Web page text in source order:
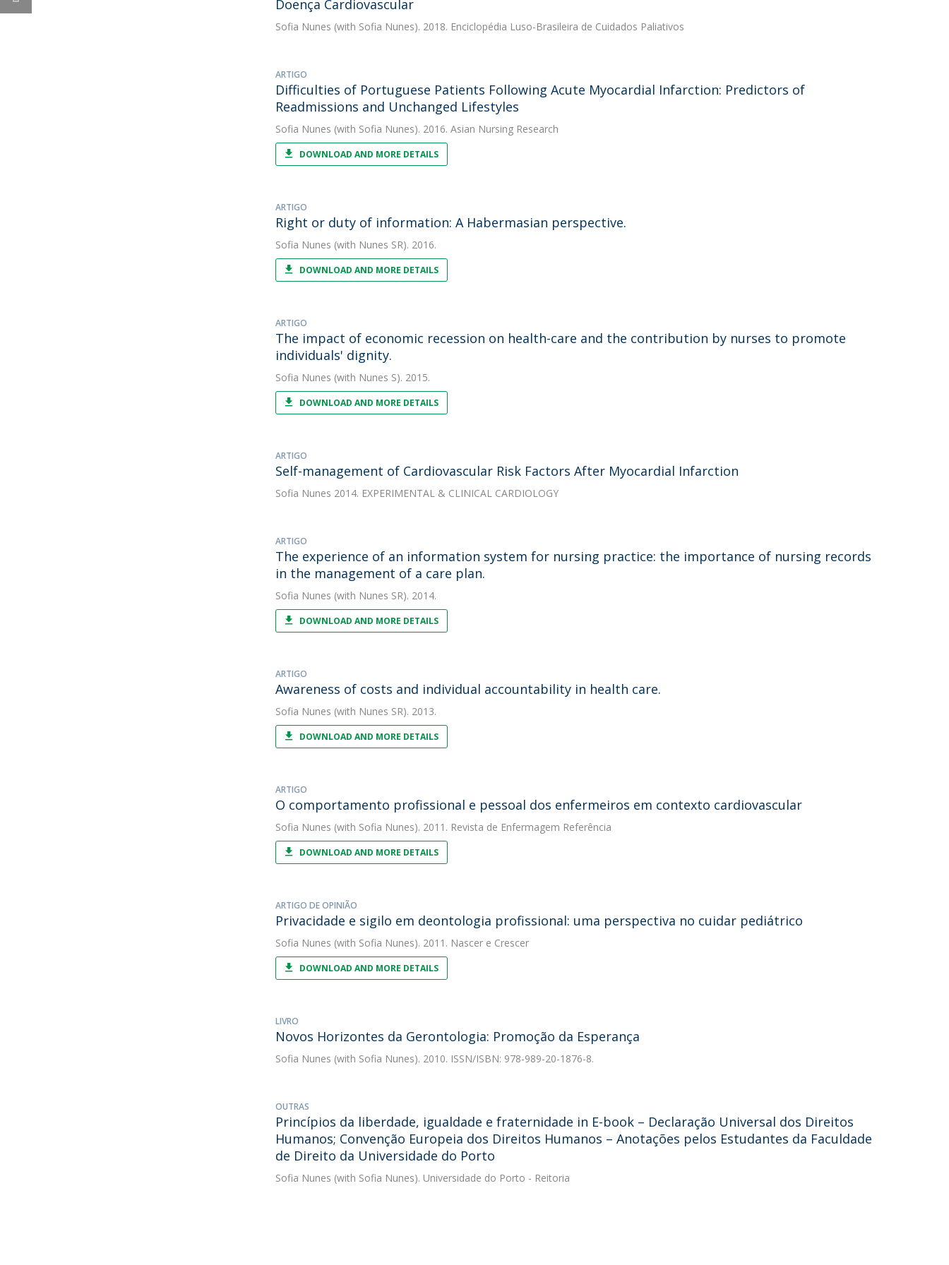
Doença Cardiovascular
Sofia Nunes (with Sofia Nunes). 2018. Enciclopédia Luso-Brasileira de Cuidados Paliativos
ARTIGO
Difficulties of Portuguese Patients Following Acute Myocardial Infarction: Predictors of
Readmissions and Unchanged Lifestyles
Sofia Nunes (with Sofia Nunes). 2016. Asian Nursing Research
DOWNLOAD AND MORE DETAILS
ARTIGO
Right or duty of information: A Habermasian perspective.
Sofia Nunes (with Nunes SR). 2016.
DOWNLOAD AND MORE DETAILS
ARTIGO
The impact of economic recession on health-care and the contribution by nurses to promote
individuals' dignity.
Sofia Nunes (with Nunes S). 2015.
DOWNLOAD AND MORE DETAILS
ARTIGO
Self-management of Cardiovascular Risk Factors After Myocardial Infarction
Sofia Nunes 2014. EXPERIMENTAL & CLINICAL CARDIOLOGY
ARTIGO
The experience of an information system for nursing practice: the importance of nursing records
in the management of a care plan.
Sofia Nunes (with Nunes SR). 2014.
DOWNLOAD AND MORE DETAILS
ARTIGO
Awareness of costs and individual accountability in health care.
Sofia Nunes (with Nunes SR). 2013.
DOWNLOAD AND MORE DETAILS
ARTIGO
O comportamento profissional e pessoal dos enfermeiros em contexto cardiovascular
Sofia Nunes (with Sofia Nunes). 2011. Revista de Enfermagem Referência
DOWNLOAD AND MORE DETAILS
ARTIGO DE OPINIÃO
Privacidade e sigilo em deontologia profissional: uma perspectiva no cuidar pediátrico
Sofia Nunes (with Sofia Nunes). 2011. Nascer e Crescer
DOWNLOAD AND MORE DETAILS
LIVRO
Novos Horizontes da Gerontologia: Promoção da Esperança
Sofia Nunes (with Sofia Nunes). 2010. ISSN/ISBN: 978-989-20-1876-8.
OUTRAS
Princípios da liberdade, igualdade e fraternidade in E-book – Declaração Universal dos Direitos
Humanos; Convenção Europeia dos Direitos Humanos – Anotações pelos Estudantes da Faculdade
de Direito da Universidade do Porto
Sofia Nunes (with Sofia Nunes). Universidade do Porto - Reitoria